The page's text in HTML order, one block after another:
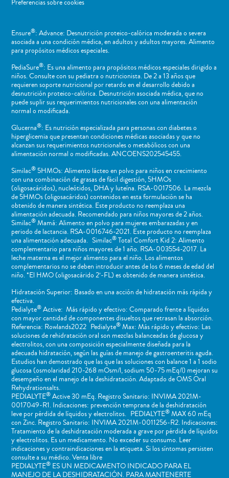
Preferencias sobre cookies
Ensure®: Advance: Desnutrición proteico-calórica moderada o severa
asociada a una condición médica, en adultos y adultos mayores. Alimento
para propósitos médicos especiales.
PediaSure®: Es una alimento para propósitos médicos especiales dirigido a
niños​. Consulte con su pediatra o nutricionista. De 2 a 13 años que
requieren soporte nutricional por retardo en el desarrollo debido a
desnutrición proteico-calórica. Desnutrición asociada médica, que no
puede suplir sus requerimientos nutricionales con una alimentación
normal o ​modificada.
Glucerna®: Es nutrición especializada para personas con diabetes o
hiperglicemia que presentan condiciones médicas asociadas y que no
alcanzan sus requerimientos nutricionales o metabólicos con una
alimentación normal o modificadas. ANCOENS202545455.
Similac®5HMOs: Alimento lácteo en polvo para niños en crecimiento
con una combinación de grasas de fácil digestión, 5HMOs
(oligosacáridos), nucleótidos, DHA y luteína. RSA-0017506. La mezcla
de 5HMOs (oligosacáridos) contenidos en esta formulación se ha
obtenido de manera sintética. Este producto no reemplaza una
alimentación adecuada. Recomendado para niños mayores de 2 años.
Similac®Mamá: Alimento en polvo para mujeres embarazadas y en
periodo de lactancia. RSA-0016746-2021. Este producto no reemplaza
una alimentación adecuada. Similac®Total Comfort Kid 2: Alimento
complementario para niños mayores de 1 año. RSA-003554-2017. La
leche materna es el mejor alimento para el niño. Los alimentos
complementarios no se deben introducir antes de los 6 meses de edad del
niño. *El HMO (oligosacárido 2’-FL) es obtenido de manera sintética.
Hidratación Superior: Basado en una acción de hidratación más rápida y
efectiva.
Pedialyte®Active: Más rápido y efectivo: Comparado frente a líquidos
con mayor cantidad de componentes disueltos que retrasan la absorción.
Referencia: Rowlands2022 Pedialyte®Max: Más rápido y efectivo: Las
soluciones de rehidratación oral son mezclas balanceadas de glucosa y
electrolitos, con una composición especialmente diseñada para la
adecuada hidratación, según las guías de manejo de gastroenteritis aguda.
Estudios han demostrado que las que las soluciones con balance 1 a 1 sodio
glucosa (osmolaridad 210-268 mOsm/l, sodium 50-75 mEq/l) mejoran su
desempeño en el manejo de la deshidratación. Adaptado de OMS Oral
Rehydrationsalts.
PEDIALYTE®Active 30 mEq. Registro Sanitario: INVIMA 2021M-
0017049-R1. Indicaciones: prevención temprana de la deshidratación
leve por pérdida de líquidos y electrolitos. PEDIALYTE®MAX 60 mEq
con Zinc. Registro Sanitario: INVIMA 2021M-0011256-R2. Indicaciones:
Tratamiento de la deshidratación moderada a grave por pérdida de líquidos
y electrolitos. Es un medicamento. No exceder su consumo. Leer
indicaciones y contraindicaciones en la etiqueta. Si los síntomas persisten
consulte a su médico. Venta libre
PEDIALYTE®ES UN MEDICAMENTO INDICADO PARA EL
MANEJO DE LA DESHIDRATACIÓN. PARA MANTENERTE